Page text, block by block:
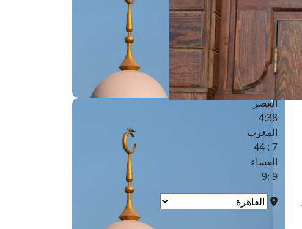
الفجر
4 :41
الشروق
6 :17
الظهر
العصر
4:38
المغرب
7 : 44
العشاء
9 :9